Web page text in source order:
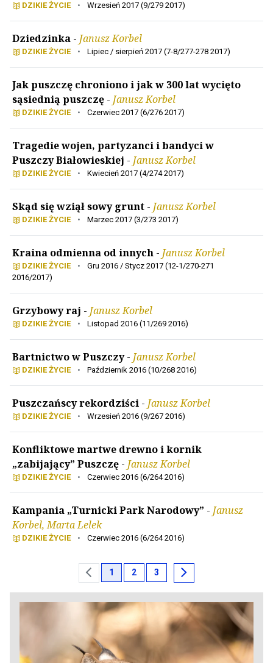
DZIKIE ŻYCIE • Wrzesień 2017 (9/279 2017)
Dziedzinka - Janusz Korbel
DZIKIE ŻYCIE • Lipiec / sierpień 2017 (7-8/277-278 2017)
Jak puszczę chroniono i jak w 300 lat wycięto
sąsiednią puszczę - Janusz Korbel
DZIKIE ŻYCIE • Czerwiec 2017 (6/276 2017)
Tragedie wojen, partyzanci i bandyci w
Puszczy Białowieskiej - Janusz Korbel
DZIKIE ŻYCIE • Kwiecień 2017 (4/274 2017)
Skąd się wziął sowy grunt - Janusz Korbel
DZIKIE ŻYCIE • Marzec 2017 (3/273 2017)
Kraina odmienna od innych - Janusz Korbel
DZIKIE ŻYCIE •
Gru 2016 / Stycz 2017 (12-1/270-271
2016/2017)
Grzybowy raj - Janusz Korbel
DZIKIE ŻYCIE • Listopad 2016 (11/269 2016)
Bartnictwo w Puszczy- Janusz Korbel
DZIKIE ŻYCIE • Październik 2016 (10/268 2016)
Puszczańscy rekordziści - Janusz Korbel
DZIKIE ŻYCIE • Wrzesień 2016 (9/267 2016)
Konfliktowe martwe drewno i kornik
„zabijający” Puszczę - Janusz Korbel
DZIKIE ŻYCIE • Czerwiec 2016 (6/264 2016)
Kampania „Turnicki Park Narodowy” - Janusz
Korbel, Marta Lelek
DZIKIE ŻYCIE • Czerwiec 2016 (6/264 2016)
chevron_left 1 2 3 chevron_right